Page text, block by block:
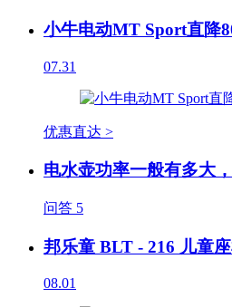
小牛电动MT Sport直降
07.31
优惠直达 >
电水壶功率一般有多大
问答 5
邦乐童 BLT - 216 儿童
08.01